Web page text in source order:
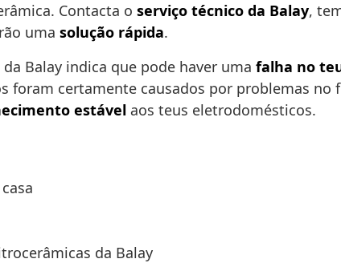
Contacta o serviço técnico da Balay,
uma solução rápida.
Balay indica que pode haver uma falha no
foram certamente causados por problemas
estável aos teus eletrodomésticos.
da Balay